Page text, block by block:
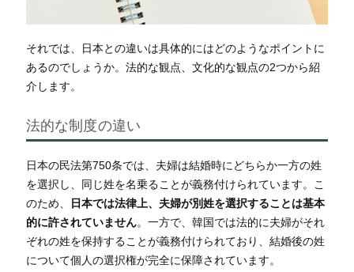
それでは、日本との違いは具体的にはどのようなポイントに
あるのでしょうか。法的な観点、文化的な観点の2つから紹
介します。
法的な制度の違い
日本の民法第750条では、夫婦は結婚時にどちらか一方の姓
を選択し、同じ姓を名乗ることが義務付けられています。こ
のため、
日本では法律上、夫婦が別姓を選択することは基本
的に許されていません。一方で、韓国では法的に夫婦がそれ
ぞれの姓を保持することが義務付けられており、結婚後の姓
について個人の選択権が完全に保障されています。